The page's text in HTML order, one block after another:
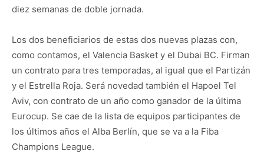
diez semanas de doble jornada.
Los dos beneficiarios de estas dos nuevas plazas con,
como contamos, el Valencia Basket y el Dubai BC. Firman
un contrato para tres temporadas, al igual que el Partizán
y el Estrella Roja. Será novedad también el Hapoel Tel
Aviv, con contrato de un año como ganador de la última
Eurocup. Se cae de la lista de equipos participantes de
los últimos años el Alba Berlín, que se va a la Fiba
Champions League.